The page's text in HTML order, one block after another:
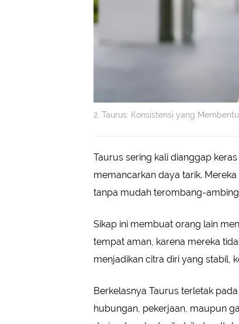
2. Taurus: Konsistensi yang
Taurus sering kali dianggap
memancarkan daya tarik.
tanpa mudah terombang-
Sikap ini membuat orang lain
tempat aman, karena mereka
menjadikan citra diri yang stabil,
Berkelasnya Taurus terletak
hubungan, pekerjaan, maupun